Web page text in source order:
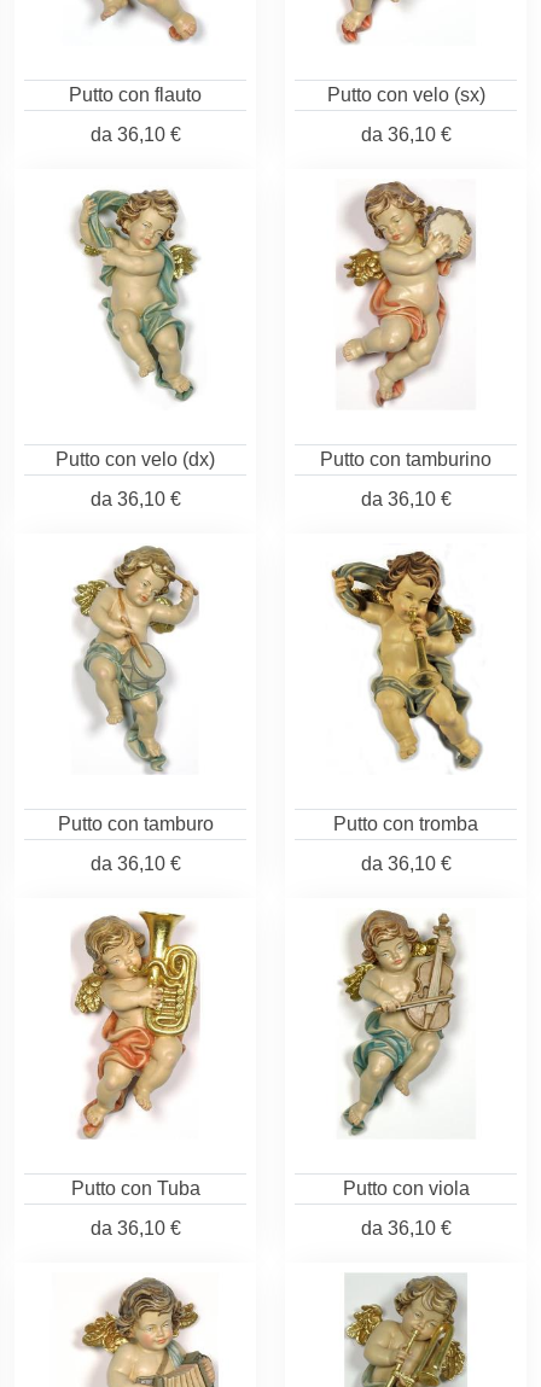
Putto con flauto
da 36,10 €
Putto con velo (sx)
da 36,10 €
Putto con velo (dx)
da 36,10 €
Putto con tamburino
da 36,10 €
Putto con tamburo
da 36,10 €
Putto con tromba
da 36,10 €
Putto con Tuba
da 36,10 €
Putto con viola
da 36,10 €